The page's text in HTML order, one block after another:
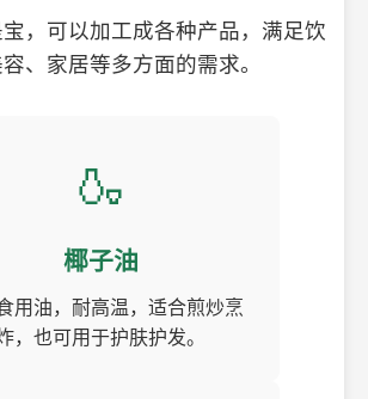
，可以加工成各种产品，满足饮
、家居等多方面的需求。
🍶
椰子油
用油，耐高温，适合煎炒烹
，也可用于护肤护发。